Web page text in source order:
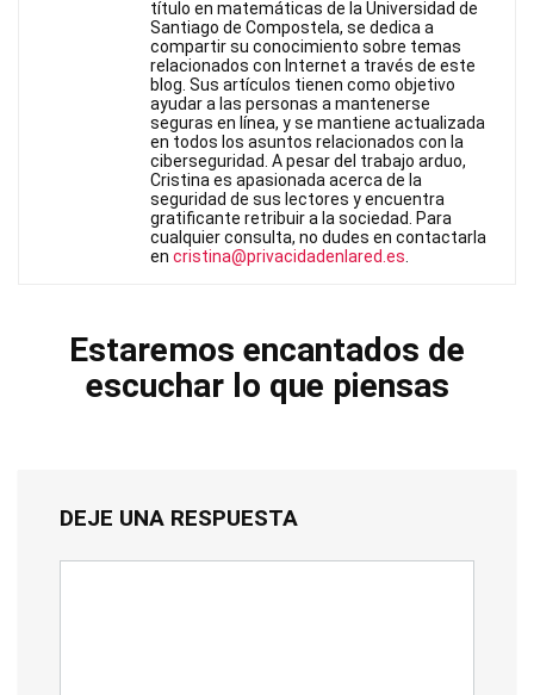
título en matemáticas de la Universidad de
Santiago de Compostela, se dedica a
compartir su conocimiento sobre temas
relacionados con Internet a través de este
blog. Sus artículos tienen como objetivo
ayudar a las personas a mantenerse
seguras en línea, y se mantiene actualizada
en todos los asuntos relacionados con la
ciberseguridad. A pesar del trabajo arduo,
Cristina es apasionada acerca de la
seguridad de sus lectores y encuentra
gratificante retribuir a la sociedad. Para
cualquier consulta, no dudes en contactarla
en cristina@privacidadenlared.es.
Estaremos encantados de
escuchar lo que piensas
DEJE UNA RESPUESTA